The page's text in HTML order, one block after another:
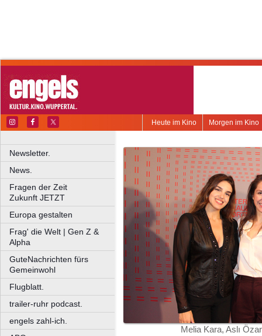
Morgen im Kino
Heute im Kino
Newsletter.
News.
Fragen der Zeit
Zukunft JETZT
Europa gestalten
Frag' die Welt | Gen Z &
Alpha
GuteNachrichten fürs
Gemeinwohl
Flugblatt.
trailer-ruhr podcast.
engels zahl-ich.
Melia Kara, Aslı